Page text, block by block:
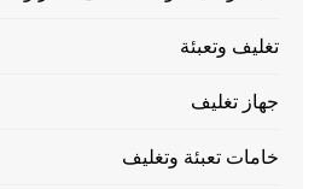
تغليف وتعبئة
جهاز تغليف
خامات تعبئة وتغليف